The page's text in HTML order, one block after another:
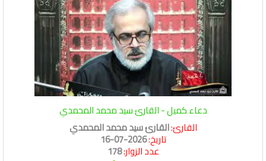
دعاء كميل - القارئ سيد محمد المحمدي
القارئ:القارئ سيد محمد المحمدي
تاريخ:2026-07-16
عدد الزوار:178